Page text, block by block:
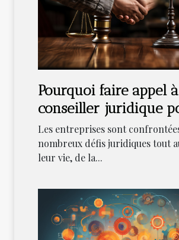
Pourquoi faire appel
conseiller juridique
entreprise ?
Les entreprises sont
nombreux défis juridiques tout
leur vie, de la...